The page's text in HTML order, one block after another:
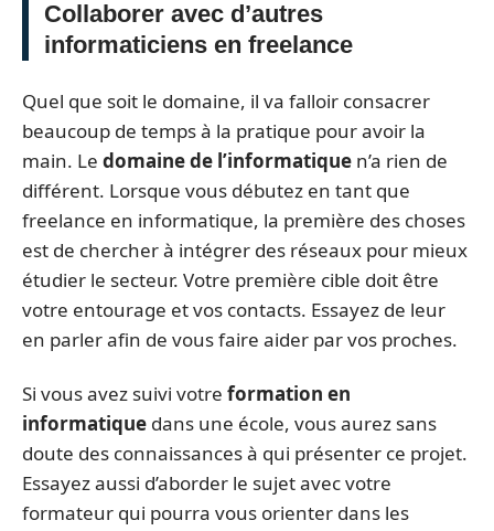
Collaborer avec d’autres
informaticiens en freelance
Quel que soit le domaine, il va falloir consacrer
beaucoup de temps à la pratique pour avoir la
main. Le domaine de l’informatique n’a rien de
différent. Lorsque vous débutez en tant que
freelance en informatique, la première des choses
est de chercher à intégrer des réseaux pour mieux
étudier le secteur. Votre première cible doit être
votre entourage et vos contacts. Essayez de leur
en parler afin de vous faire aider par vos proches.
Si vous avez suivi votre formation en
informatique dans une école, vous aurez sans
doute des connaissances à qui présenter ce projet.
Essayez aussi d’aborder le sujet avec votre
formateur qui pourra vous orienter dans les